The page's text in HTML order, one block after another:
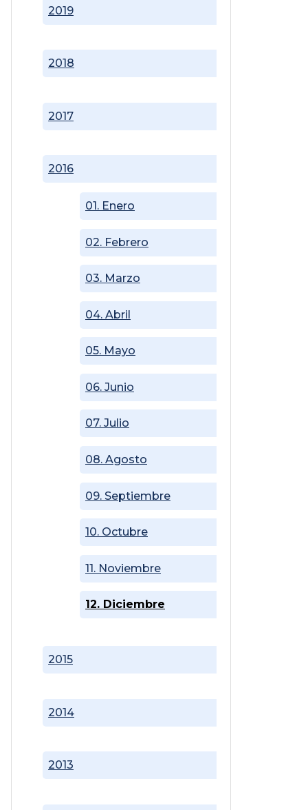
2013
2014
2015
2016
01. Enero
02. Febrero
03. Marzo
04. Abril
05. Mayo
06. Junio
07. Julio
08. Agosto
09. Septiembre
10. Octubre
11. Noviembre
12. Diciembre
2017
2018
2019